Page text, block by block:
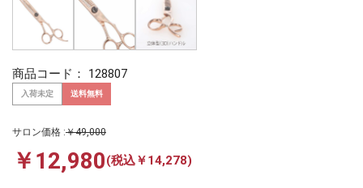
商品コード： 128807
入荷未定 送料無料
サロン価格 :￥49,000
￥12,980(税込￥14,278)